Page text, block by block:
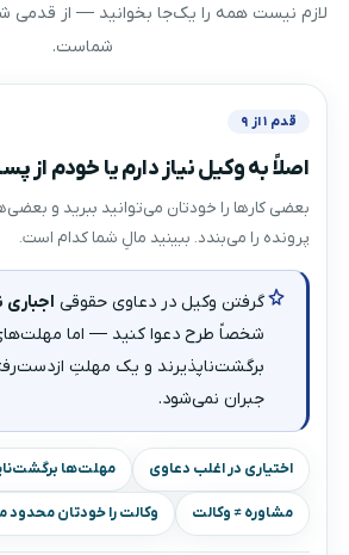
لازم نیست همه را یک‌جا بخوانید — از قدمی
شماست.
قدم ۱ از ۹
اصلاً به وکیل نیاز دارم یا خودم از
بعضی کارها را خودتان می‌توانید ببرید و
پرونده را می‌بندد. ببینید مالِ شما کدام است.
گرفتن وکیل در دعاوی حقوقی
شخصاً طرح دعوا کنید — اما
برگشت‌ناپذیرند و یک مهلتِ
جبران نمی‌شود.
اختیاری در اغلب دعاوی مهلت‌ها
مشاوره ≠ وکالت وکالت را خودتان محدود